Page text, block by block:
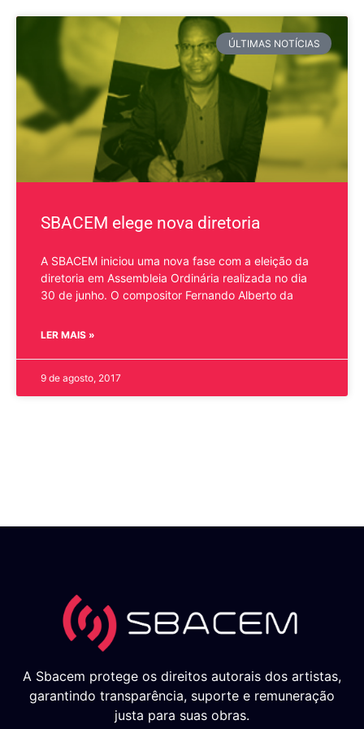
ÚLTIMAS NOTÍCIAS
SBACEM elege nova diretoria
A SBACEM iniciou uma nova fase com a eleição da
diretoria em Assembleia Ordinária realizada no dia
30 de junho. O compositor Fernando Alberto da
LER MAIS »
9 de agosto, 2017
A Sbacem protege os direitos autorais dos artistas,
garantindo transparência, suporte e remuneração
justa para suas obras.